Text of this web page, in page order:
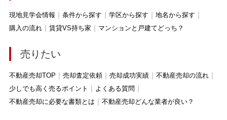
現地見学会情報 条件から探す 学区から探す
地名から探す
購入の流れ
賃貸VS持ち家 マンションと戸建てどっち？
売りたい
不動産売却TOP 売却査定依頼 売却成功実績
不動産売却の流れ
少しでも高く売るポイント
よくある質問
不動産売却に必要な書類とは
不動産売却どんな業者が良い？